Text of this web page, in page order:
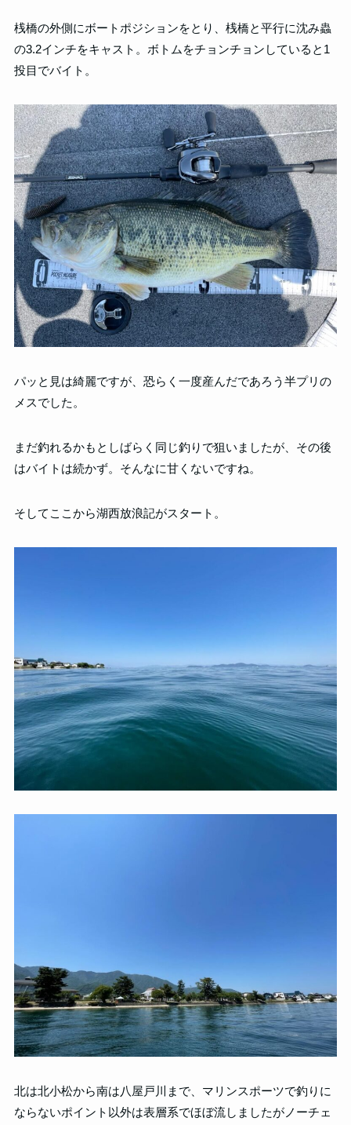
桟橋の外側にボートポジションをとり、桟橋と平行に沈み蟲
の3.2インチをキャスト。ボトムをチョンチョンしていると1
投目でバイト。
パッと見は綺麗ですが、恐らく一度産んだであろう半プリの
メスでした。
まだ釣れるかもとしばらく同じ釣りで狙いましたが、その後
はバイトは続かず。そんなに甘くないですね。
そしてここから湖西放浪記がスタート。
北は北小松から南は八屋戸川まで、マリンスポーツで釣りに
ならないポイント以外は表層系でほぼ流しましたがノーチェ